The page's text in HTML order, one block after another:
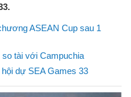
ASEAN Cup sau 1
tài với Campuchia
dự SEA Games 33